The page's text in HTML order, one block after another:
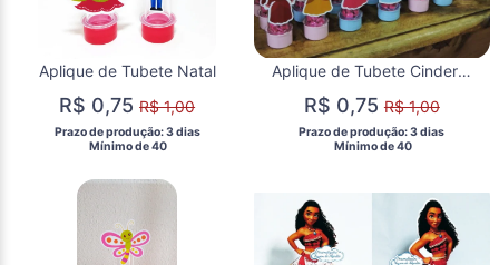
Aplique de Tubete Natal
R$ 0,75R$ 1,00
Prazo de produção: 3 dias
  Mínimo de 40
Aplique de Tubete Cinderela Cute
R$ 0,75R$ 1,00
Prazo de produção: 3 dias
  Mínimo de 40